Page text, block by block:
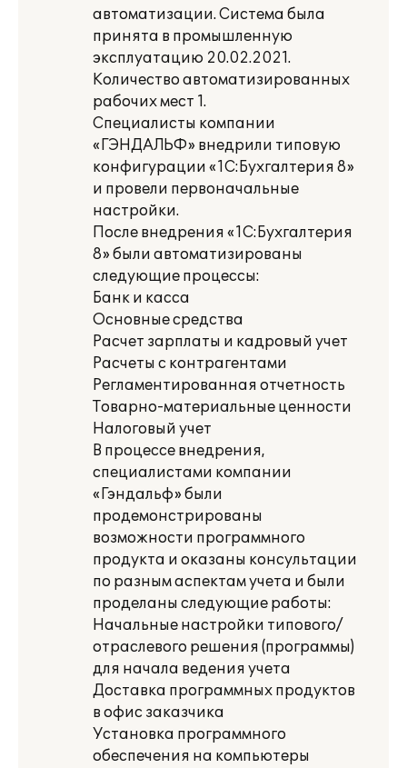
автоматизации. Система была
принята в промышленную
эксплуатацию 20.02.2021.
Количество автоматизированных
рабочих мест 1.
Специалисты компании
«ГЭНДАЛЬФ» внедрили типовую
конфигурации «1С:Бухгалтерия 8»
и провели первоначальные
настройки.
После внедрения «1С:Бухгалтерия
8» были автоматизированы
следующие процессы:
Банк и касса
Основные средства
Расчет зарплаты и кадровый учет
Расчеты с контрагентами
Регламентированная отчетность
Товарно-материальные ценности
Налоговый учет
В процессе внедрения,
специалистами компании
«Гэндальф» были
продемонстрированы
возможности программного
продукта и оказаны консультации
по разным аспектам учета и были
проделаны следующие работы:
Начальные настройки типового/
отраслевого решения (программы)
для начала ведения учета
Доставка программных продуктов
в офис заказчика
Установка программного
обеспечения на компьютеры